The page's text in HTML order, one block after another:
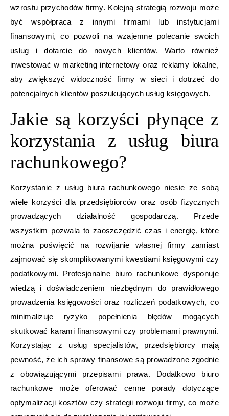
wzrostu przychodów firmy. Kolejną strategią rozwoju może
być współpraca z innymi firmami lub instytucjami
finansowymi, co pozwoli na wzajemne polecanie swoich
usług i dotarcie do nowych klientów. Warto również
inwestować w marketing internetowy oraz reklamy lokalne,
aby zwiększyć widoczność firmy w sieci i dotrzeć do
potencjalnych klientów poszukujących usług księgowych.
Jakie są korzyści płynące z
korzystania z usług biura
rachunkowego?
Korzystanie z usług biura rachunkowego niesie ze sobą
wiele korzyści dla przedsiębiorców oraz osób fizycznych
prowadzących działalność gospodarczą. Przede
wszystkim pozwala to zaoszczędzić czas i energię, które
można poświęcić na rozwijanie własnej firmy zamiast
zajmować się skomplikowanymi kwestiami księgowymi czy
podatkowymi. Profesjonalne biuro rachunkowe dysponuje
wiedzą i doświadczeniem niezbędnym do prawidłowego
prowadzenia księgowości oraz rozliczeń podatkowych, co
minimalizuje ryzyko popełnienia błędów mogących
skutkować karami finansowymi czy problemami prawnymi.
Korzystając z usług specjalistów, przedsiębiorcy mają
pewność, że ich sprawy finansowe są prowadzone zgodnie
z obowiązującymi przepisami prawa. Dodatkowo biuro
rachunkowe może oferować cenne porady dotyczące
optymalizacji kosztów czy strategii rozwoju firmy, co może